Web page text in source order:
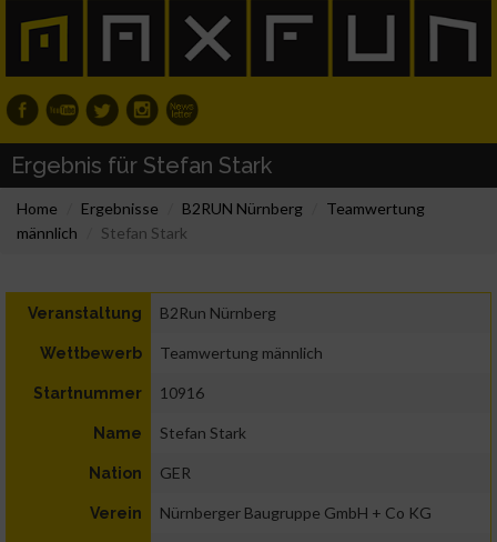
Ergebnis für Stefan Stark
Home Ergebnisse B2RUN Nürnberg
Teamwertung
männlich
Stefan Stark
Veranstaltung B2Run Nürnberg
Wettbewerb Teamwertung männlich
Startnummer 10916
Name Stefan Stark
Nation GER
Verein Nürnberger Baugruppe GmbH + Co KG